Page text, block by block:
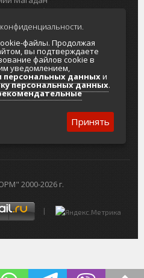
доска объявлений
туристический портал
в отношении обработки
данных
на обработку персональных
2000-2026 г.
файлы. Продолжая
вы подтверждаете
файлов cookie в
уведомлением,
персональных данныхи
персональных данных.
Принять